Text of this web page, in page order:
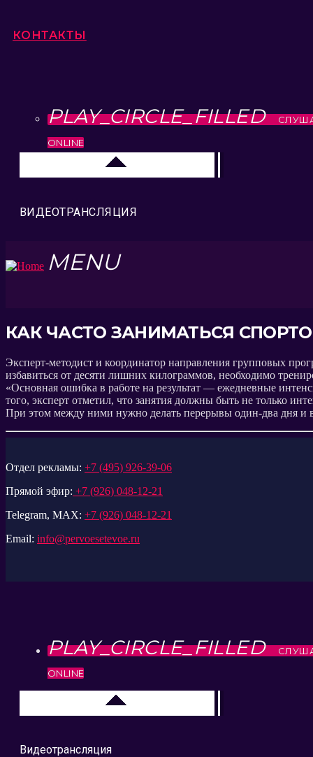
КОНТАКТЫ
PLAY_CIRCLE_FILLED
ONLINE
ВИДЕОТРАНСЛЯЦИЯ
MENU
КАК ЧАСТО ЗАНИМАТЬСЯ
Эксперт-методист и координатор направления групповых
избавиться от десяти лишних килограммов, необходимо
«Основная ошибка в работе на результат — ежедневные
того, эксперт отметил, что занятия должны быть не только
При этом между ними нужно делать перерывы один-два дня и
Отдел рекламы: +7 (495) 926-39-06
Прямой эфир: +7 (926) 048-12-21
Telegram, MAX: +7 (926) 048-12-21
Email: info@pervoesetevoe.ru
PLAY_CIRCLE_FILLED
ONLINE
Видеотрансляция